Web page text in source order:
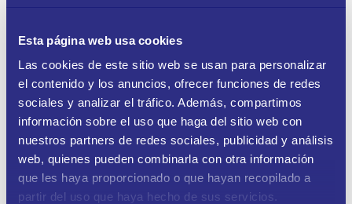
Esta página web usa cookies
Las cookies de este sitio web se usan para personalizar
el contenido y los anuncios, ofrecer funciones de redes
sociales y analizar el tráfico. Además, compartimos
información sobre el uso que haga del sitio web con
nuestros partners de redes sociales, publicidad y análisis
web, quienes pueden combinarla con otra información
que les haya proporcionado o que hayan recopilado a
partir del uso que haya hecho de sus servicios.
Caterpillar
14.65 m
> Saber más
Mallorquina
Desde 330 €